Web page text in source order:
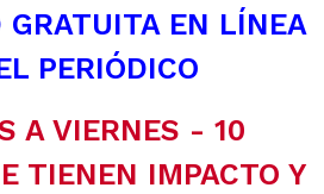
EN LÍNEA
PERIÓDICO
A VIERNES - 10
TIENEN IMPACTO Y